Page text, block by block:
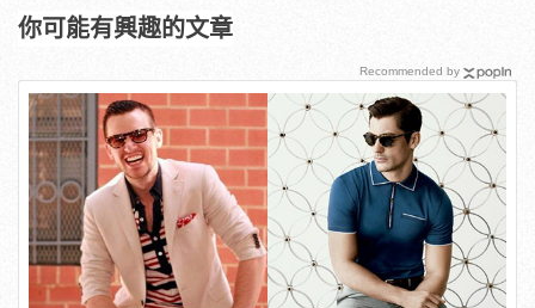
你可能有興趣的文章
Recommended by